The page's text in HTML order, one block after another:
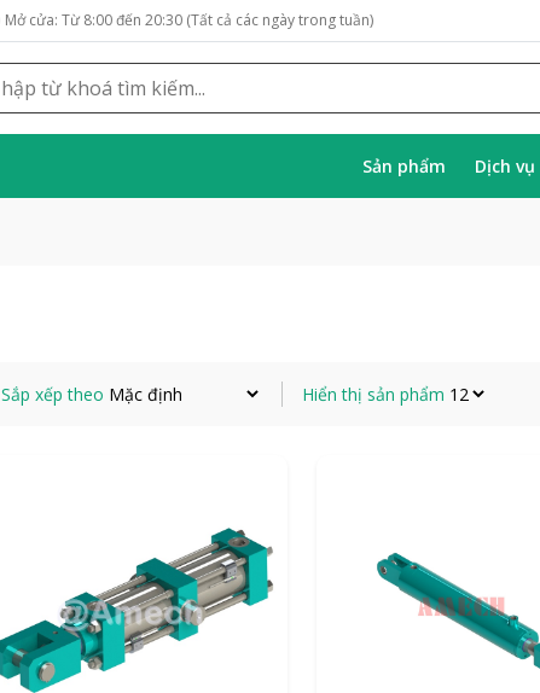
Mở cửa: Từ 8:00 đến 20:30 (Tất cả các ngày trong tuần)
Sản phẩm Dịch
Sắp xếp theo Hiển thị sản phẩm